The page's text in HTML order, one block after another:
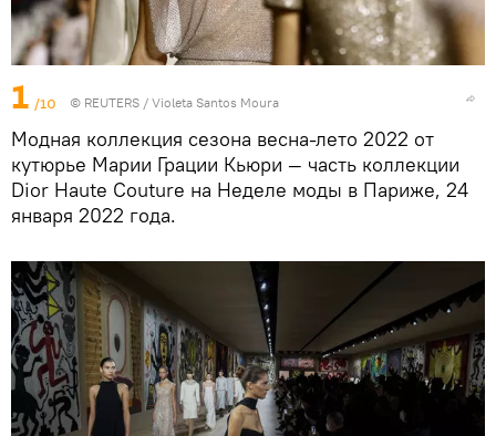
1 /10 © REUTERS / Violeta Santos Moura
Модная коллекция сезона весна-лето 2022 от
кутюрье Марии Грации Кьюри — часть коллекции
Dior Haute Couture на Неделе моды в Париже, 24
января 2022 года.